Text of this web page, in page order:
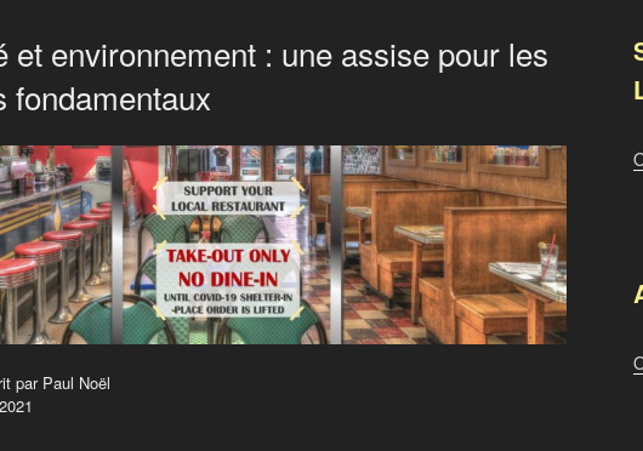
et environnement : une assise pour les
fondamentaux
par Paul Noël